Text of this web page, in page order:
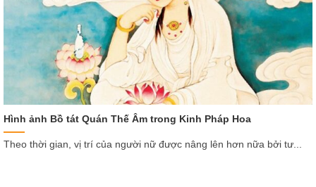
Hình ảnh Bồ tát Quán Thế Âm trong Kinh Pháp Hoa
Theo thời gian, vị trí của người nữ được nâng lên hơn nữa bởi tư...